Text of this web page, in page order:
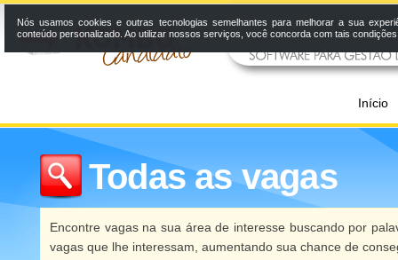
Início
Todas as vagas
Encontre vagas na sua área de interesse buscando por
vagas que lhe interessam, aumentando sua chance de
Nós usamos cookies e outras tecnologias semelhantes para melhorar a sua
conteúdo personalizado. Ao utilizar nossos serviços, você concorda com tais